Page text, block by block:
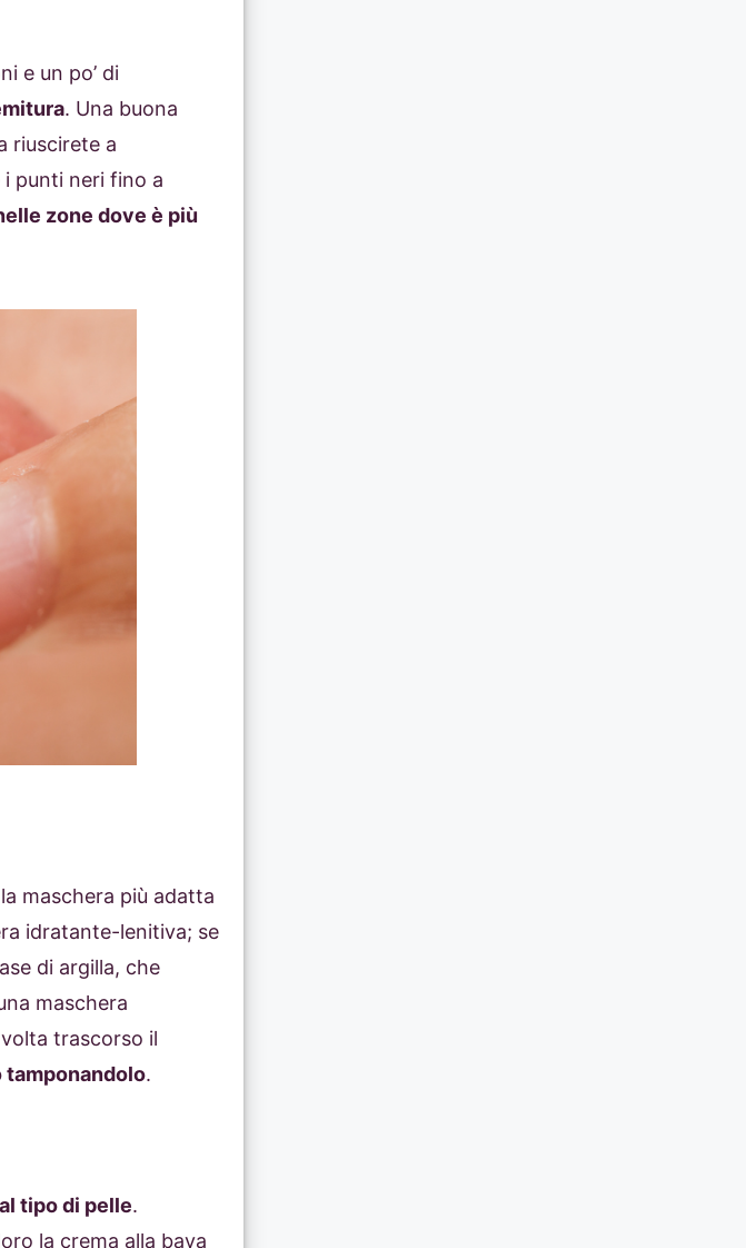
e un po’ di
. Una buona
riuscirete a
punti neri fino a
zone dove è più
maschera più adatta
idratante-lenitiva; se
di argilla, che
maschera
trascorso il
.
tipo di pelle.
la crema alla bava